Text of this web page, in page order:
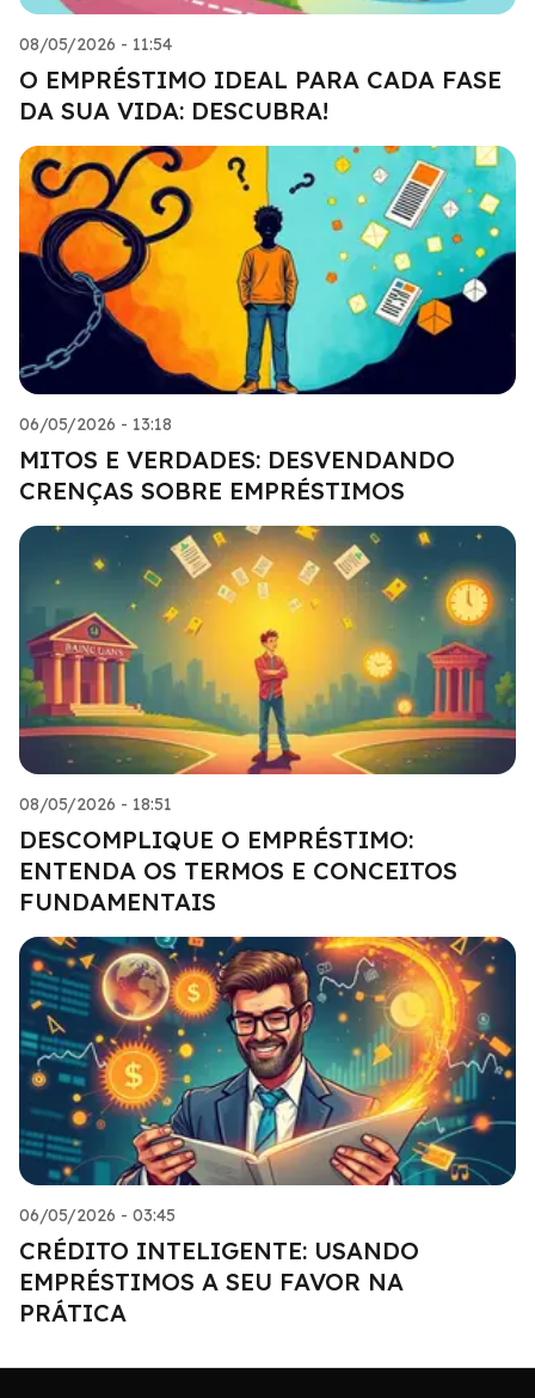
08/05/2026 - 11:54
O EMPRÉSTIMO IDEAL PARA CADA FASE
DA SUA VIDA: DESCUBRA!
06/05/2026 - 13:18
MITOS E VERDADES: DESVENDANDO
CRENÇAS SOBRE EMPRÉSTIMOS
08/05/2026 - 18:51
DESCOMPLIQUE O EMPRÉSTIMO:
ENTENDA OS TERMOS E CONCEITOS
FUNDAMENTAIS
06/05/2026 - 03:45
CRÉDITO INTELIGENTE: USANDO
EMPRÉSTIMOS A SEU FAVOR NA
PRÁTICA